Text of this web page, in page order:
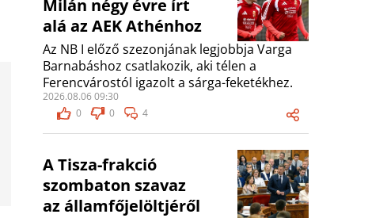
Milán négy évre írt
alá az AEK Athénhoz
Az NB I előző szezonjának legjobbja Varga
Barnabáshoz csatlakozik, aki télen a
Ferencvárostól igazolt a sárga-feketékhez.
2026.08.06 09:30
0
0 4
A Tisza-frakció
szombaton szavaz
az államfőjelöltjéről